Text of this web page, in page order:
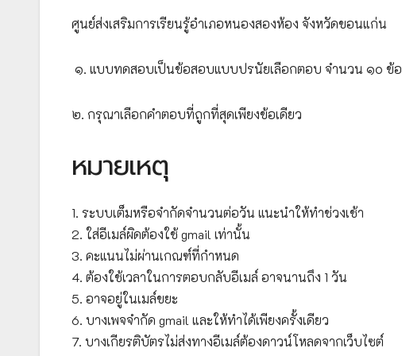
ศูนย์ส่งเสริมการเรียนรู้อำเภอหนองสองห้อง จังหวัดขอนแก่น
๑. แบบทดสอบเป็นข้อสอบแบบปรนัยเลือกตอบ จำนวน ๑๐ ข้อ
๒. กรุณาเลือกคำตอบที่ถูกที่สุดเพียงข้อเดียว
หมายเหตุ
1. ระบบเต็มหรือจำกัดจำนวนต่อวัน แนะนำให้ทำช่วงเช้า
2. ใส่อีเมล์ผิดต้องใช้ gmail เท่านั้น
3. คะแนนไม่ผ่านเกณฑ์ที่กำหนด
4. ต้องใช้เวลาในการตอบกลับอีเมล์ อาจนานถึง 1 วัน
5. อาจอยู่ในเมล์ขยะ
6. บางเพจจำกัด gmail และให้ทำได้เพียงครั้งเดียว
7. บางเกียรติบัตรไม่ส่งทางอีเมล์ต้องดาวน์โหลดจากเว็บไซต์